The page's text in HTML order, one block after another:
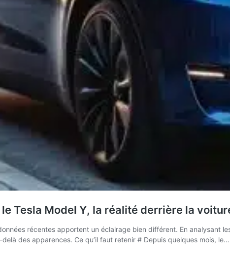
Tesla Model Y, la réalité derrière la
récentes apportent un éclairage bien différent. En analysant
des apparences. Ce qu’il faut retenir # Depuis quelques mois, le…